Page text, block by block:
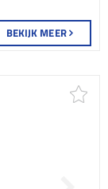
BEKIJK MEER